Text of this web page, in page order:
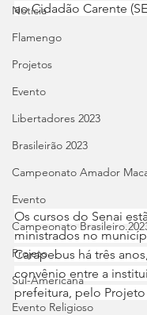
Notícia
Flamengo
Projetos
Evento
Libertadores 2023
Brasileirão 2023
Campeonato Amador
Evento
Campeonato
Projeto
Sul-Americana
Evento Religioso
ao Cidadão Carente
Os cursos do Senai
ministrados no
Carapebus há três
convênio entre a
prefeitura, pelo